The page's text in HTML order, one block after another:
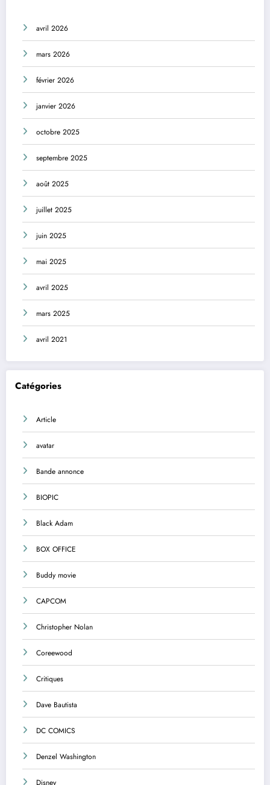
avril 2026
mars 2026
février 2026
janvier 2026
octobre 2025
septembre 2025
août 2025
juillet 2025
juin 2025
mai 2025
avril 2025
mars 2025
avril 2021
Catégories
Article
avatar
Bande annonce
BIOPIC
Black Adam
BOX OFFICE
Buddy movie
CAPCOM
Christopher Nolan
Coreewood
Critiques
Dave Bautista
DC COMICS
Denzel Washington
Disney